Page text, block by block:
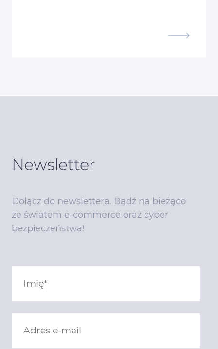
Newsletter
Dołącz do newslettera. Bądź na bieżąco
ze światem e-commerce oraz cyber
bezpieczeństwa!